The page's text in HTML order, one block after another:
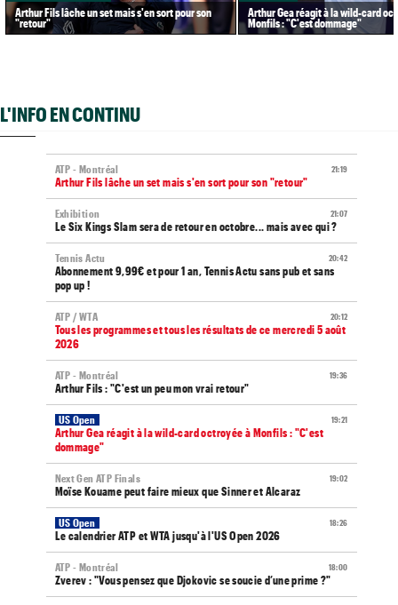
Arthur Fils lâche un set mais s'en sort pour son
"retour"
Arthur Gea réagit à la wild-card
Monfils : "C'est dommage"
L'INFO EN CONTINU
21:19
ATP - Montréal
Arthur Fils lâche un set mais s'en sort pour son "retour"
21:07
Exhibition
Le Six Kings Slam sera de retour en octobre... mais avec qui ?
20:42
Tennis Actu
Abonnement 9,99€ et pour 1 an, Tennis Actu sans pub et sans
pop up !
20:12
ATP / WTA
Tous les programmes et tous les résultats de ce mercredi 5 août
2026
19:36
ATP - Montréal
Arthur Fils : "C'est un peu mon vrai retour"
19:21
US Open
Arthur Gea réagit à la wild-card octroyée à Monfils : "C'est
dommage"
19:02
Next Gen ATP Finals
Moïse Kouame peut faire mieux que Sinner et Alcaraz
18:26
US Open
Le calendrier ATP et WTA jusqu'à l'US Open 2026
18:00
ATP - Montréal
Zverev : "Vous pensez que Djokovic se soucie d’une prime ?"